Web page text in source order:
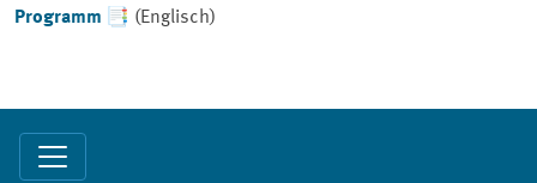
Programm
(Englisch)